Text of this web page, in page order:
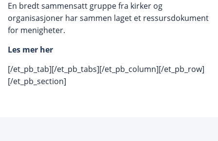
En bredt sammensatt gruppe fra kirker og
organisasjoner har sammen laget et ressursdokument
for menigheter.
Les mer her
[/et_pb_tab][/et_pb_tabs][/et_pb_column][/et_pb_row]
[/et_pb_section]